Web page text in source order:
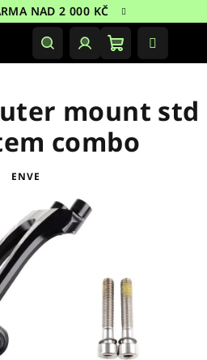
NAD 2 000 KČ
HledatPřihlášeníNákupní
mount std
combo
ENVE